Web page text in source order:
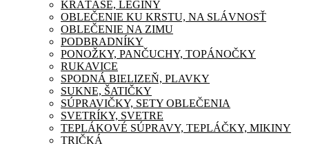
KRAŤASE, LEGÍNY
OBLEČENIE KU KRSTU, NA SLÁVNOSŤ
OBLEČENIE NA ZIMU
PODBRADNÍKY
PONOŽKY, PANČUCHY, TOPÁNOČKY
RUKAVICE
SPODNÁ BIELIZEŇ, PLAVKY
SUKNE, ŠATIČKY
SÚPRAVIČKY, SETY OBLEČENIA
SVETRÍKY, SVETRE
TEPLÁKOVÉ SÚPRAVY, TEPLÁČKY, MIKINY
TRIČKÁ